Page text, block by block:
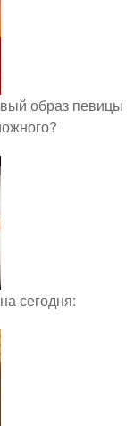
образ певицы
сегодня: